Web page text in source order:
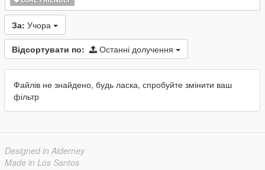
За: Учора
Відсортувати по: Останні долучення
Файлів не знайдено, будь ласка, спробуйте змінити ваш
фільтр
Designed in Alderney
Made in Los Santos